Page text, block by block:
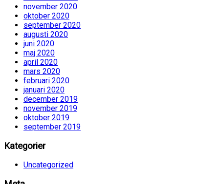
november 2020
oktober 2020
september 2020
augusti 2020
juni 2020
maj 2020
april 2020
mars 2020
februari 2020
januari 2020
december 2019
november 2019
oktober 2019
september 2019
Kategorier
Uncategorized